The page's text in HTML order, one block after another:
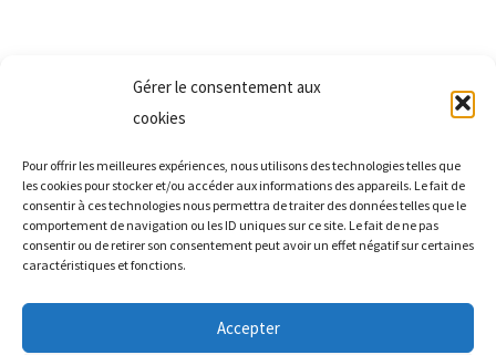
Gérer le consentement aux
cookies
Pour offrir les meilleures expériences, nous utilisons des technologies telles que
les cookies pour stocker et/ou accéder aux informations des appareils. Le fait de
consentir à ces technologies nous permettra de traiter des données telles que le
comportement de navigation ou les ID uniques sur ce site. Le fait de ne pas
consentir ou de retirer son consentement peut avoir un effet négatif sur certaines
caractéristiques et fonctions.
Accepter